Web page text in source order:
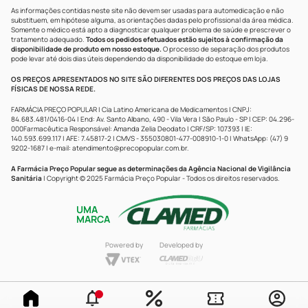
As informações contidas neste site não devem ser usadas para automedicação e não
substituem, em hipótese alguma, as orientações dadas pelo profissional da área médica.
Somente o médico está apto a diagnosticar qualquer problema de saúde e prescrever o
tratamento adequado. Todos os pedidos efetuados estão sujeitos à confirmação da
disponibilidade de produto em nosso estoque.O processo de separação dos produtos
pode levar até dois dias úteis dependendo da disponibilidade do estoque em loja.
OS PREÇOS APRESENTADOS NO SITE SÃO DIFERENTES DOS PREÇOS DAS LOJAS
FÍSICAS DE NOSSA REDE.
FARMÁCIA PREÇO POPULAR | Cia Latino Americana de Medicamentos | CNPJ:
84.683.481/0416-04 | End: Av. Santo Albano, 490 - Vila Vera | São Paulo - SP | CEP: 04.296-
000Farmacêutica Responsável: Amanda Zelia Deodato | CRF/SP: 107393 | IE:
140.593.699.117 | AFE: 7.45817-2 | CMVS - 355030801-477-008910-1-0 | WhatsApp: (47) 9
9202-1687 | e-mail: atendimento@precopopular.com.br.
A Farmácia Preço Popular segue as determinações da Agência Nacional de Vigilância
Sanitária | Copyright © 2025 Farmácia Preço Popular - Todos os direitos reservados.
UMA
MARCA
Powered by Developed by